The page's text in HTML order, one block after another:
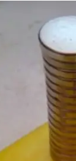
моноколесе